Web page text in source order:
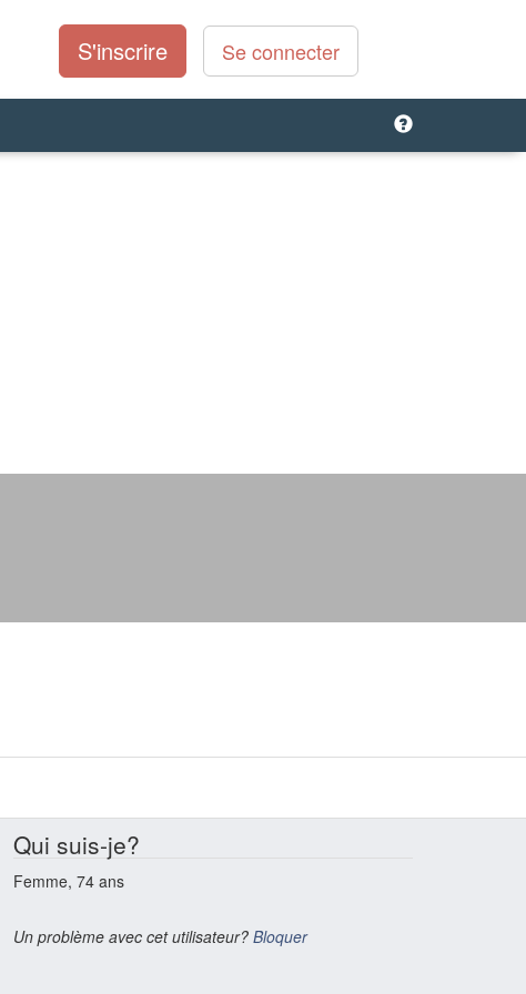
S'inscrire Se connecter
Qui suis-je?
Femme, 74 ans
Un problème avec cet utilisateur? Bloquer